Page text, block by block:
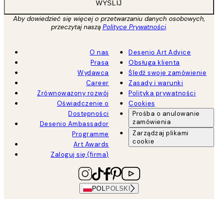
WYŚLIJ
Aby dowiedzieć się więcej o przetwarzaniu danych osobowych,
przeczytaj naszą Polityce Prywatności.
O nas
Prasa
Wydawca
Career
Zrównoważony rozwój
Oświadczenie o
Dostępności
Desenio Ambassador
Programme
Art Awards
Zaloguj się (firma)
Desenio Art Advice
Obsługa klienta
Śledź swoje zamówienie
Zasady i warunki
Polityka prywatności
Cookies
Prośba o anulowanie
zamówienia
Zarządzaj plikami
cookie
POL POLSKI